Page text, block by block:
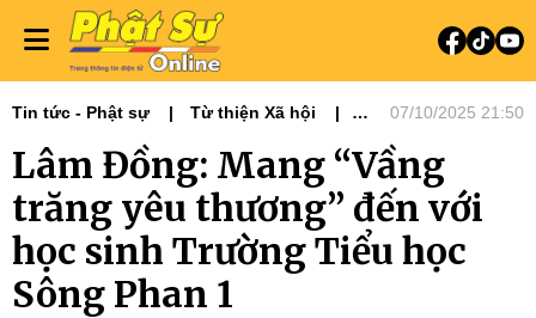
Tin tức - Phật sự
Từ thiện Xã hội
07/10/2025 21:50
Lâm Đồng: Mang “Vầng
trăng yêu thương” đến với
học sinh Trường Tiểu học
Sông Phan 1